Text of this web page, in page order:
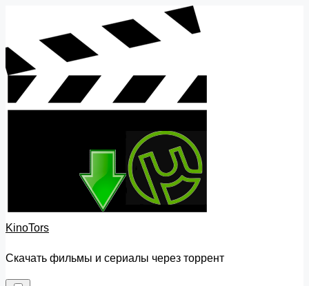
content
KinoTors
Скачать фильмы и сериалы через торрент